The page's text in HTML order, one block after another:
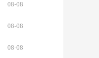
08-08
08-08
08-08